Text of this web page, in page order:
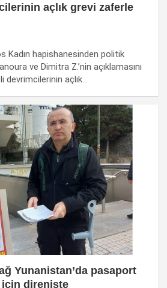
açlık grevi zaferle
Kadın hapishanesinden politik
ve Dimitra Z.’nin açıklamasını
devrimcilerinin açlık…
Yunanistan’da pasaport
için direnişte